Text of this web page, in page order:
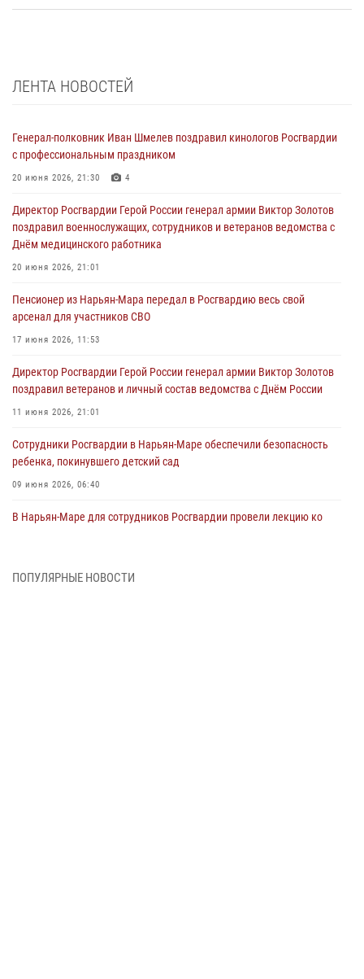
ЛЕНТА НОВОСТЕЙ
Генерал-полковник Иван Шмелев поздравил кинологов Росгвардии
с профессиональным праздником
20 июня 2026, 21:30 4
Директор Росгвардии Герой России генерал армии Виктор Золотов
поздравил военнослужащих, сотрудников и ветеранов ведомства с
Днём медицинского работника
20 июня 2026, 21:01
Пенсионер из Нарьян-Мара передал в Росгвардию весь свой
арсенал для участников СВО
17 июня 2026, 11:53
Директор Росгвардии Герой России генерал армии Виктор Золотов
поздравил ветеранов и личный состав ведомства с Днём России
11 июня 2026, 21:01
Сотрудники Росгвардии в Нарьян-Маре обеспечили безопасность
ребенка, покинувшего детский сад
09 июня 2026, 06:40
В Нарьян-Маре для сотрудников Росгвардии провели лекцию ко
ПОПУЛЯРНЫЕ НОВОСТИ